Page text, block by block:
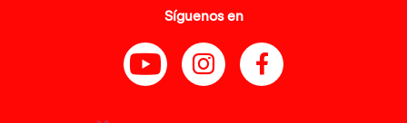
Síguenos en